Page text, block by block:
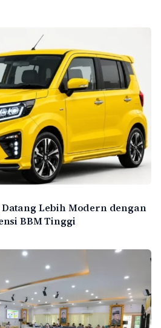
Datang Lebih Modern dengan
BBM Tinggi